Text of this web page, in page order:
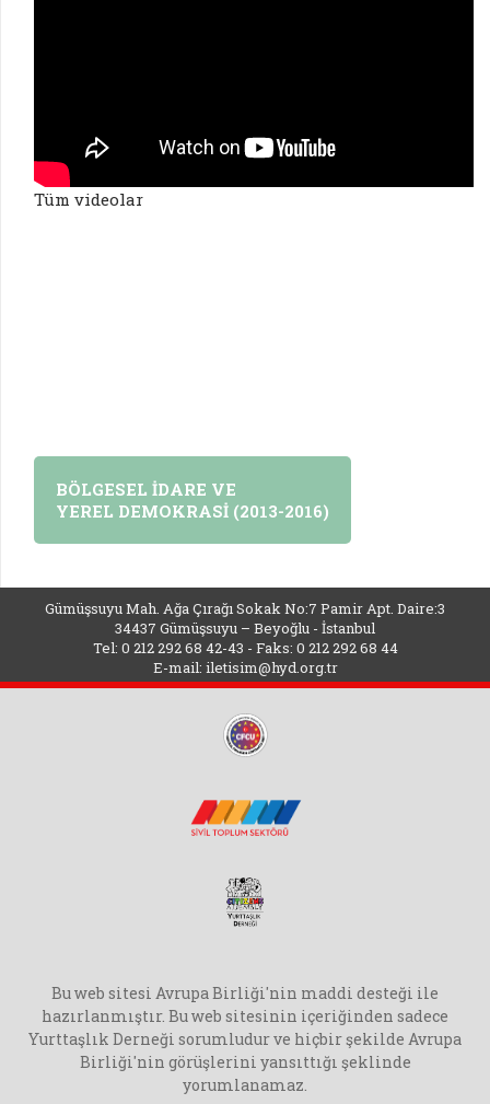
Tüm videolar
BÖLGESEL İDARE VE
YEREL DEMOKRASİ (2013-2016)
Gümüşsuyu Mah. Ağa Çırağı Sokak No:7 Pamir Apt. Daire:3
34437 Gümüşsuyu – Beyoğlu - İstanbul
Tel: 0 212 292 68 42-43 - Faks: 0 212 292 68 44
E-mail: iletisim@hyd.org.tr
Bu web sitesi Avrupa Birliği'nin maddi desteği ile
hazırlanmıştır. Bu web sitesinin içeriğinden sadece
Yurttaşlık Derneği sorumludur ve hiçbir şekilde Avrupa
Birliği'nin görüşlerini yansıttığı şeklinde
yorumlanamaz.